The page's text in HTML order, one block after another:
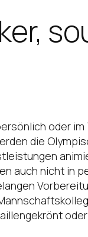
oder
die
auch nicht in